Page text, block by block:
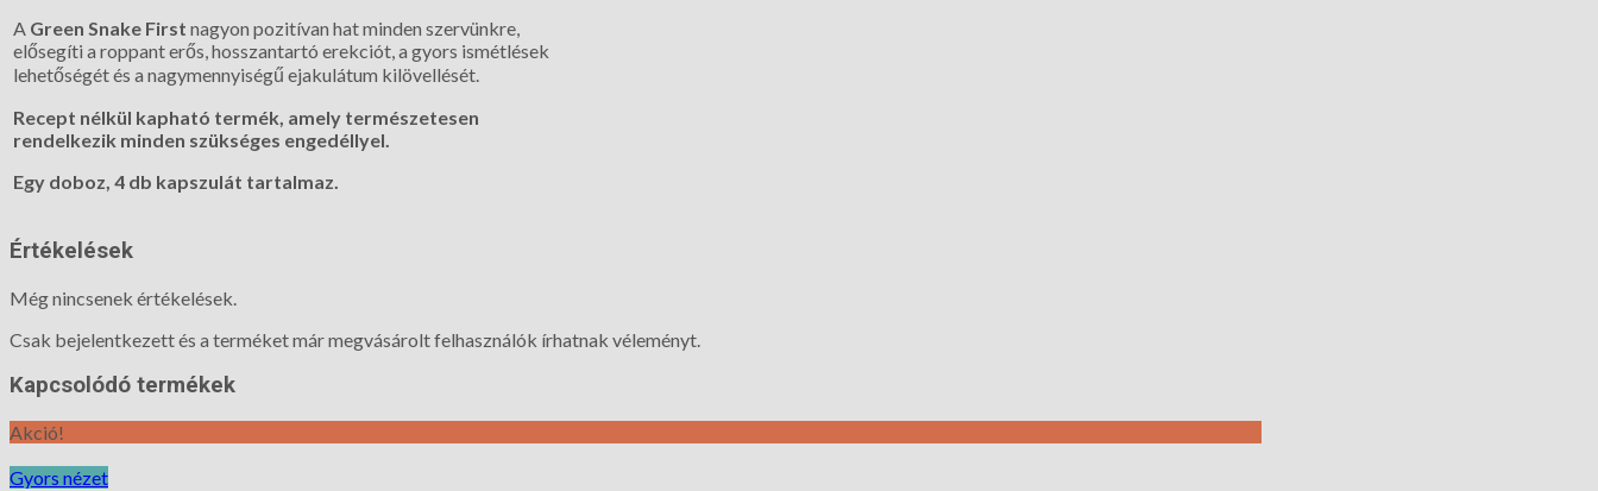
A Green Snake First nagyon pozitívan hat minden szervünkre,
elősegíti a roppant erős, hosszantartó erekciót, a gyors ismétlések
lehetőségét és a nagymennyiségű ejakulátum kilövellését.
Recept nélkül kapható termék, amely természetesen
rendelkezik minden szükséges engedéllyel.
Egy doboz, 4 db kapszulát tartalmaz.
Értékelések
Még nincsenek értékelések.
Csak bejelentkezett és a terméket már megvásárolt felhasználók írhatnak véleményt.
Kapcsolódó termékek
Akció!
Gyors nézet